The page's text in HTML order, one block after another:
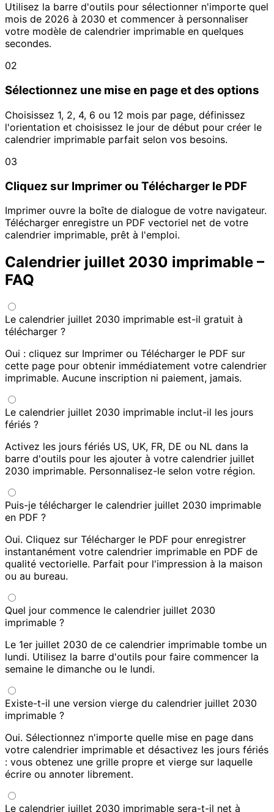
Utilisez la barre d'outils pour sélectionner n'importe quel
mois de 2026 à 2030 et commencer à personnaliser
votre modèle de calendrier imprimable en quelques
secondes.
02
Sélectionnez une mise en page et des options
Choisissez 1, 2, 4, 6 ou 12 mois par page, définissez
l'orientation et choisissez le jour de début pour créer le
calendrier imprimable parfait selon vos besoins.
03
Cliquez sur Imprimer ou Télécharger le PDF
Imprimer ouvre la boîte de dialogue de votre navigateur.
Télécharger enregistre un PDF vectoriel net de votre
calendrier imprimable, prêt à l'emploi.
Calendrier juillet 2030 imprimable –
FAQ
Le calendrier juillet 2030 imprimable est-il gratuit à
télécharger ?
Oui : cliquez sur Imprimer ou Télécharger le PDF sur
cette page pour obtenir immédiatement votre calendrier
imprimable. Aucune inscription ni paiement, jamais.
Le calendrier juillet 2030 imprimable inclut-il les jours
fériés ?
Activez les jours fériés US, UK, FR, DE ou NL dans la
barre d'outils pour les ajouter à votre calendrier juillet
2030 imprimable. Personnalisez-le selon votre région.
Puis-je télécharger le calendrier juillet 2030 imprimable
en PDF ?
Oui. Cliquez sur Télécharger le PDF pour enregistrer
instantanément votre calendrier imprimable en PDF de
qualité vectorielle. Parfait pour l'impression à la maison
ou au bureau.
Quel jour commence le calendrier juillet 2030
imprimable ?
Le 1er juillet 2030 de ce calendrier imprimable tombe un
lundi. Utilisez la barre d'outils pour faire commencer la
semaine le dimanche ou le lundi.
Existe-t-il une version vierge du calendrier juillet 2030
imprimable ?
Oui. Sélectionnez n'importe quelle mise en page dans
votre calendrier imprimable et désactivez les jours fériés
: vous obtenez une grille propre et vierge sur laquelle
écrire ou annoter librement.
Le calendrier juillet 2030 imprimable sera-t-il net à